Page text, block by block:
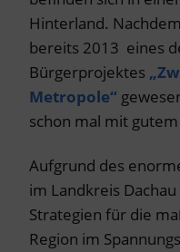
Hinterland.
bereits 2013 eines
Bürgerprojektes
Metropole“
schon mal mit
Aufgrund des
im Landkreis
Strategien für die
Region im